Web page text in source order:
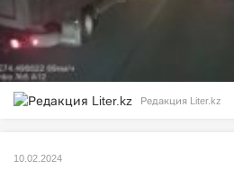
Редакция Liter.kz
10.02.2024